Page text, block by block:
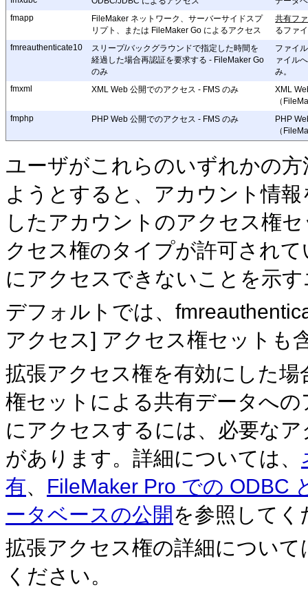
fmapp
FileMaker ネットワーク、サーバーサイドスプ
リプト、または FileMaker Go によるアクセス
共有フ
るファ
fmreauthenticate10
スリープ/バックグラウンドで指定した時間を
経過した場合再認証を要求する - FileMaker Go
のみ
ファイ
ァイル
み。
fmxml
XML Web 公開でのアクセス - FMS のみ
XML
（
fmphp
PHP Web 公開でのアクセス - FMS のみ
PHP
（
ユーザがこれらのいずれかの
ようとすると、アカウント情報
したアカウントのアクセス権
クセス権のタイプが許可され
にアクセスできないことを示
デフォルトでは、
アクセス] アクセス権セッ トも
拡張アクセス権を有効にした
権セットによる共有データへの
にアクセスするには、必要な
があります。詳細については、
有、 FileMaker Pro での ODBC
ータベースの公開を参照してく
拡張アクセス権の詳細について
ください。